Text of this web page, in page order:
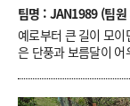
팀명 : JAN1989 (팀
예로부터 큰 길이 모
은 단풍과 보름달이